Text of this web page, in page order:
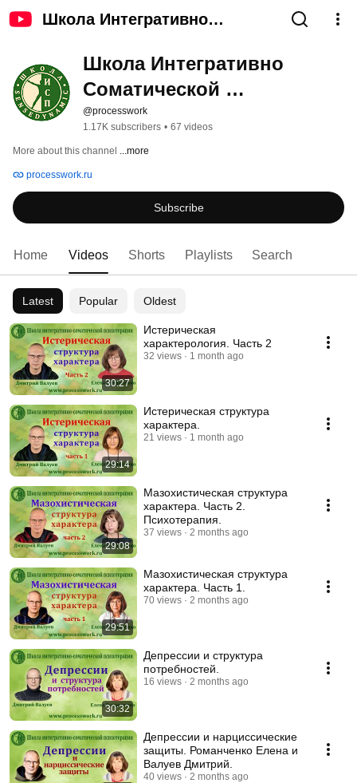
Школа Интегративно
Школа Интегративно
Соматической
Психотерапии
@processwork
1.17K subscribers • 67 videos
More about this channel ...more
processwork.ru
Subscribe
Home Videos Shorts Playlists Search
Latest Popular Oldest
30:27
Истерическая
характерология. Часть 2
32 views 1 month ago
29:14
Истерическая структура
характера.
21 views 1 month ago
29:08
Мазохистическая структура
характера. Часть 2.
Психотерапия.
37 views 2 months ago
29:51
Мазохистическая структура
характера. Часть 1.
70 views 2 months ago
30:32
Депрессии и структура
потребностей.
16 views 2 months ago
Депрессии и нарциссические
защиты. Романченко Елена и
Валуев Дмитрий.
40 views 2 months ago